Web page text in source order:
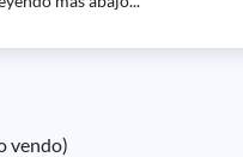
vendo)